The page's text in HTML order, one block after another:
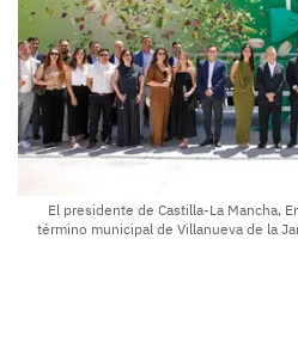
El presidente de Castilla-La Mancha,
término municipal de Villanueva de la